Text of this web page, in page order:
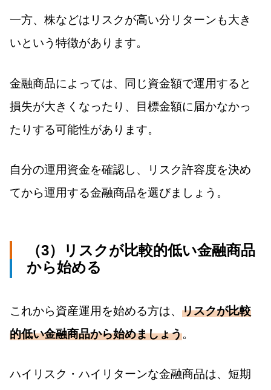
一方、株などはリスクが高い分リターンも大き
いという特徴があります。
金融商品によっては、同じ資金額で運用すると
損失が大きくなったり、目標金額に届かなかっ
たりする可能性があります。
自分の運用資金を確認し、リスク許容度を決め
てから運用する金融商品を選びましょう。
（3）リスクが比較的低い金融商品
から始める
これから資産運用を始める方は、 リスクが比較
的低い金融商品から始めましょう。
ハイリスク・ハイリターンな金融商品は、短期